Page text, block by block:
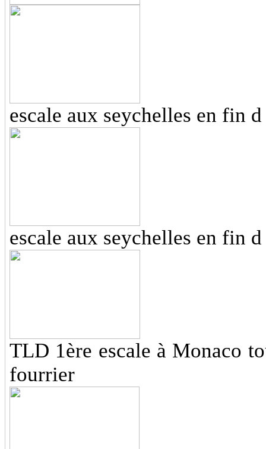
escale aux seychelles en fin
escale aux seychelles en fin
TLD 1ère escale à Monaco
fourrier